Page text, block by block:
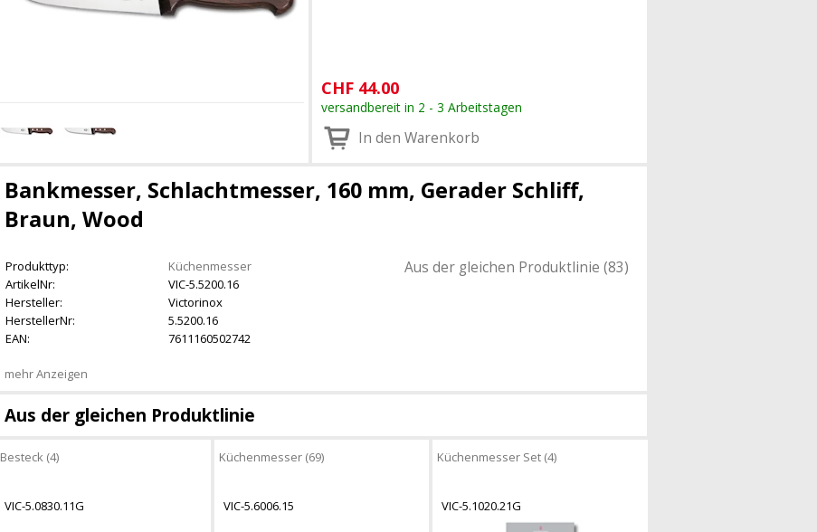
CHF 44.00
versandbereit in 2 - 3 Arbeitstagen
In den Warenkorb
Bankmesser, Schlachtmesser, 160 mm, Gerader Schliff,
Braun, Wood
Produkttyp:
Küchenmesser
ArtikelNr:
VIC-5.5200.16
Hersteller:
Victorinox
HerstellerNr:
5.5200.16
EAN:
7611160502742
Aus der gleichen Produktlinie (83)
mehr Anzeigen
Aus der gleichen Produktlinie
Besteck (4)
VIC-5.0830.11G
Küchenmesser (69)
VIC-5.6006.15
Küchenmesser Set (4)
VIC-5.1020.21G